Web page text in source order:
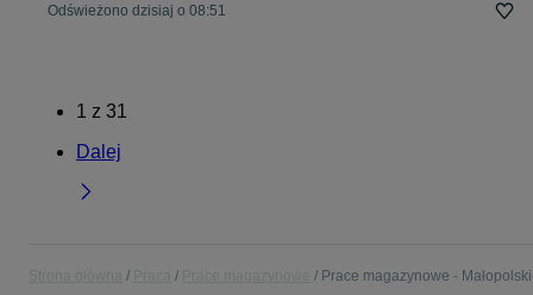
Odświeżono dzisiaj o 08:51
1 z 31
Dalej
Prace magazynowe -